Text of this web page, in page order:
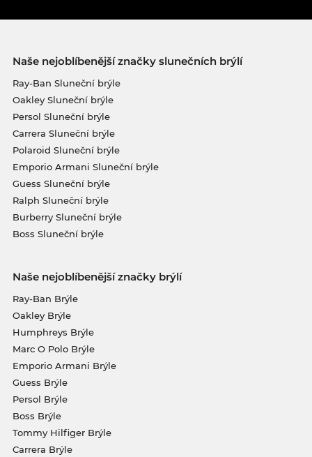
Naše nejoblíbenější značky slunečních brýlí
Ray-Ban Sluneční brýle
Oakley Sluneční brýle
Persol Sluneční brýle
Carrera Sluneční brýle
Polaroid Sluneční brýle
Emporio Armani Sluneční brýle
Guess Sluneční brýle
Ralph Sluneční brýle
Burberry Sluneční brýle
Boss Sluneční brýle
Naše nejoblíbenější značky brýlí
Ray-Ban Brýle
Oakley Brýle
Humphreys Brýle
Marc O Polo Brýle
Emporio Armani Brýle
Guess Brýle
Persol Brýle
Boss Brýle
Tommy Hilfiger Brýle
Carrera Brýle